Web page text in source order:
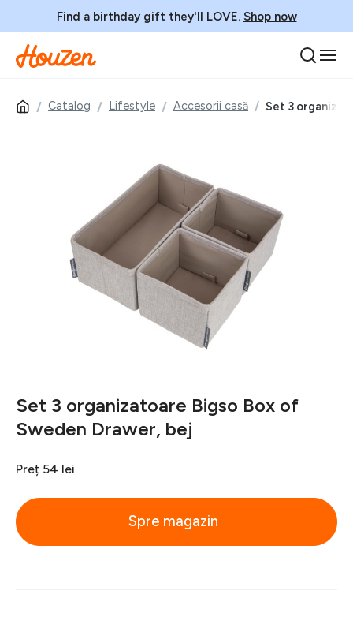
Find a birthday gift they'll LOVE. Shop now
Catalog Lifestyle Accesorii casă
Set 3 organizatoare Bigso Box of
Sweden Drawer, bej
Preț 54 lei
Spre magazin